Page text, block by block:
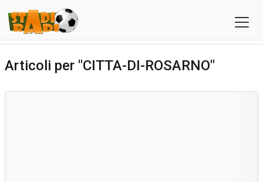
Articoli per "CITTA-DI-ROSARNO"